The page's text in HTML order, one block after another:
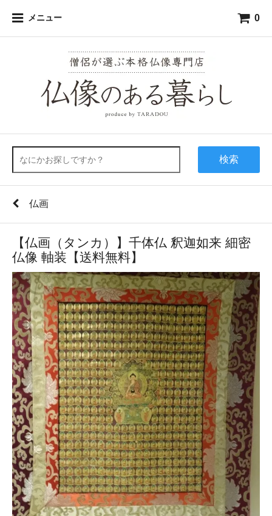
メニュー 0
検索
仏画
【仏画（タンカ）】千体仏 釈迦如来 細密
仏像 軸装【送料無料】